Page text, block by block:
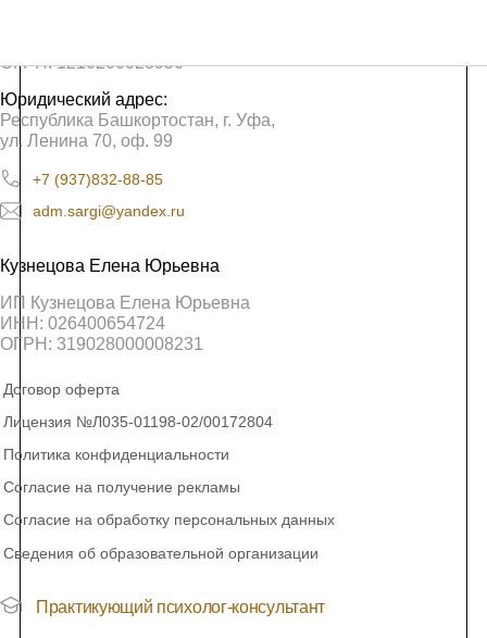
Юридический адрес:
Республика Башкортостан, г. Уфа,
ул. Ленина 70, оф. 99
ОГРН: 1210200028950
adm.sargi@yandex.ru
+7 (937)832-88-85
ИП Кузнецова Елена Юрьевна
ИНН: 026400654724
ОГРН: 319028000008231
Кузнецова Елена Юрьевна
Сведения об образовательной организации
Лицензия №Л035-01198-02/00172804
Договор оферта
Политика конфиденциальности
Согласие на обработку персональных данных
Согласие на получение рекламы
Практикующий психолог-консультант